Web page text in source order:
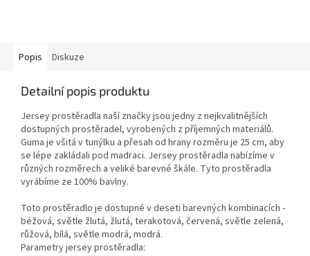
Popis Diskuze
Detailní popis produktu
Jersey prostěradla naší značky jsou jedny z nejkvalitnějších
dostupných prostěradel, vyrobených z příjemných materiálů.
Guma je všitá v tunýlku a přesah od hrany rozměru je 25 cm, aby
se lépe zakládali pod madraci. Jersey prostěradla nabízíme v
různých rozměrech a veliké barevné škále. Tyto prostěradla
vyrábíme ze 100% bavlny.
Toto prostěradlo je dostupné v deseti barevných kombinacích -
béžová, světle žlutá, žlutá, terakotová, červená, světle zelená,
růžová, bílá, světle modrá, modrá.
Parametry jersey prostěradla: